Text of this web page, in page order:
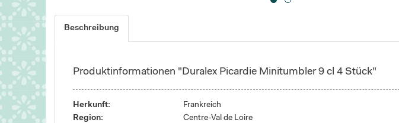
Beschreibung
Produktinformationen "Duralex Picardie Minitumbler 9 cl 4 Stück"
Herkunft:
Frankreich
Region:
Centre-Val de Loire